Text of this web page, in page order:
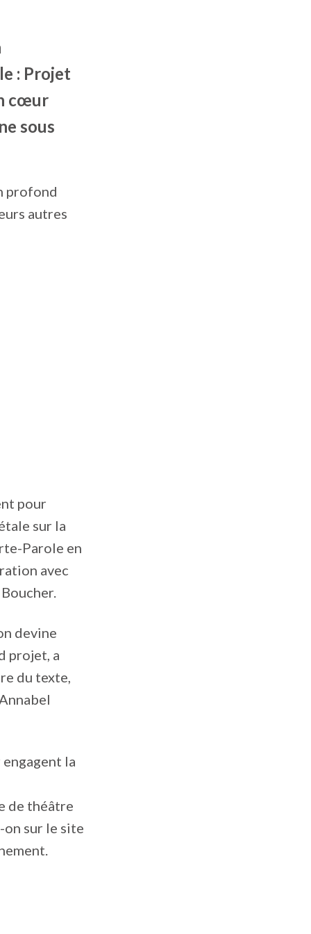
: Projet
cœur
sous
profond
autres
pour
sur la
Parole en
avec
devine
projet, a
du texte,
la
de théâtre
sur le site